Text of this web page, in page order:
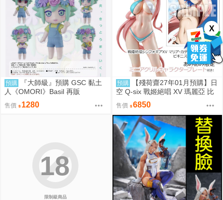
X
預購
『大師級』預購 GSC 黏土
人《OMORI》Basil 再販
售價 1280
預購
【殘荷齋27年01月預購】日
空 Q-six 戰姬絕唱 XV 瑪麗亞 比
基尼Ver 1/7 油光版
售價 6850
限制級商品
18